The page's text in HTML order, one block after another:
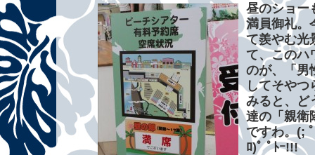
昼のショー
満員御礼。
て羨やむ
て、このハ
のが、「男
してそやつ
みると、ど
達の「親衛
ですわ。(;
ﾛ)ﾟ ﾟﾄｰ!!!